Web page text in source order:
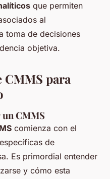
que permiten
al
toma de decisiones
objetiva.
para
CMMS
comienza con el
de
Es primordial entender
y cómo esta